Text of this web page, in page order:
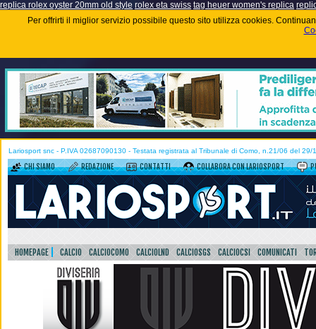
replica rolex oyster 20mm old style rolex eta swiss tag heuer women's replica
Per offrirti il miglior servizio possibile questo sito utilizza cookies.
Lariosport snc - P.IVA 02687090130 - Testata registrata al Tribunale di Como, n.21/06 del 29/
CHI SIAMO REDAZIONE CONTATTI COLLABORA CON LARIOSPORT
HOMEPAGE CALCIO CALCIOCOMO CALCIOLND CALCIOSGS CALCIOCSI COMUNICATI